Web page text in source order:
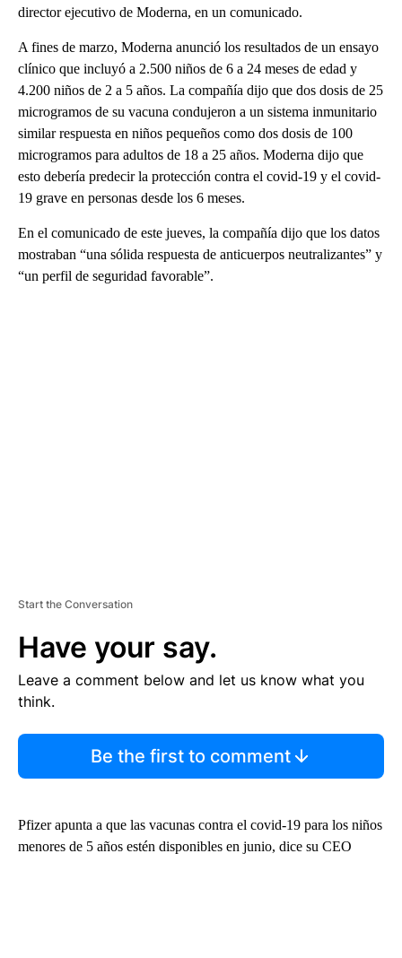
director ejecutivo de Moderna, en un comunicado.
A fines de marzo, Moderna anunció los resultados de un ensayo
clínico que incluyó a 2.500 niños de 6 a 24 meses de edad y
4.200 niños de 2 a 5 años. La compañía dijo que dos dosis de 25
microgramos de su vacuna condujeron a un sistema inmunitario
similar respuesta en niños pequeños como dos dosis de 100
microgramos para adultos de 18 a 25 años. Moderna dijo que
esto debería predecir la protección contra el covid-19 y el covid-
19 grave en personas desde los 6 meses.
En el comunicado de este jueves, la compañía dijo que los datos
mostraban “una sólida respuesta de anticuerpos neutralizantes” y
“un perfil de seguridad favorable”.
Start the Conversation
Have your say.
Leave a comment below and let us know what you
think.
Be the first to comment
Pfizer apunta a que las vacunas contra el covid-19 para los niños
menores de 5 años estén disponibles en junio, dice su CEO